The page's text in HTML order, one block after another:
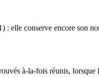
elle conserve encore son
à-la-fois réunis, lorsque